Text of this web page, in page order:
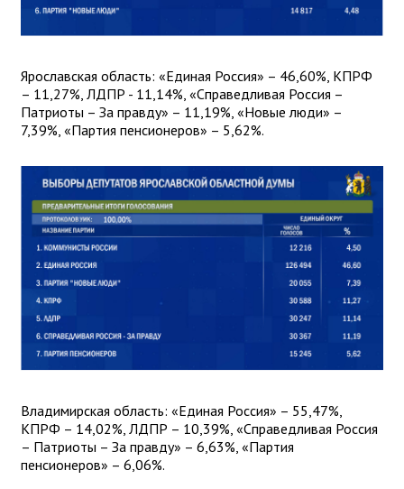
Ярославская область: «Единая Россия» – 46,60%, КПРФ
– 11,27%, ЛДПР - 11,14%, «Справедливая Россия –
Патриоты – За правду» – 11,19%, «Новые люди» –
7,39%, «Партия пенсионеров» – 5,62%.
Владимирская область: «Единая Россия» – 55,47%,
КПРФ – 14,02%, ЛДПР – 10,39%, «Справедливая Россия
– Патриоты – За правду» – 6,63%, «Партия
пенсионеров» – 6,06%.